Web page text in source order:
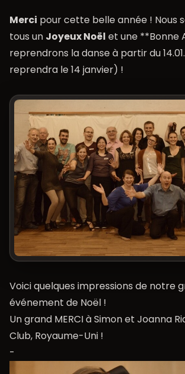
Merci pour cette belle année ! Nous
tous un Joyeux Noël et une **Bonne
reprendrons la danse à partir du
reprendra le 14 janvier) !
Voici quelques impressions de notre
événement de Noël !
Un grand MERCI à Simon et Joanna
Club, Royaume-Uni !
-